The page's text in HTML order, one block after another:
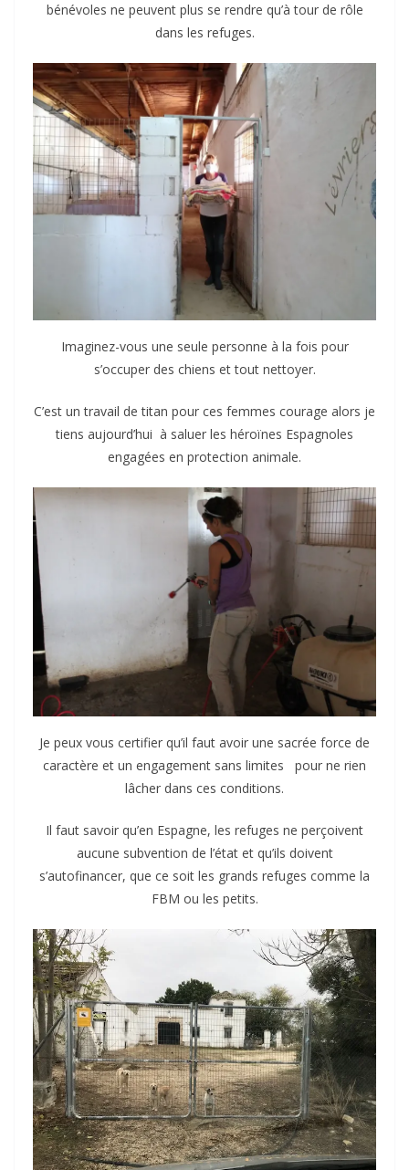
bénévoles ne peuvent plus se rendre qu’à tour de rôle
dans les refuges.
Imaginez-vous une seule personne à la fois pour
s’occuper des chiens et tout nettoyer.
C’est un travail de titan pour ces femmes courage alors je
tiens aujourd’hui à saluer les héroïnes Espagnoles
engagées en protection animale.
Je peux vous certifier qu’il faut avoir une sacrée force de
caractère et un engagement sans limites pour ne rien
lâcher dans ces conditions.
Il faut savoir qu’en Espagne, les refuges ne perçoivent
aucune subvention de l’état et qu’ils doivent
s’autofinancer, que ce soit les grands refuges comme la
FBM ou les petits.